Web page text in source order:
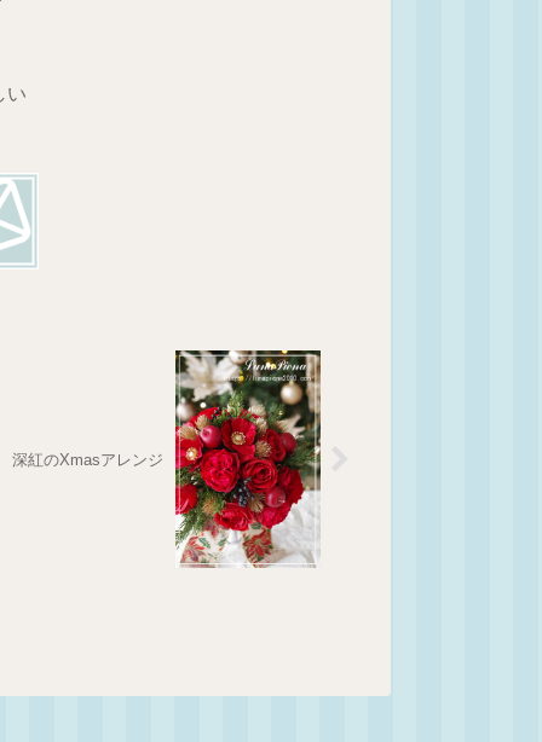
い
深紅のXmasアレンジ